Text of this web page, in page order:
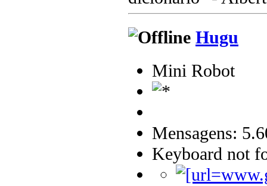
Hugu
Mini Robot
Mensagens:
Keyboard not